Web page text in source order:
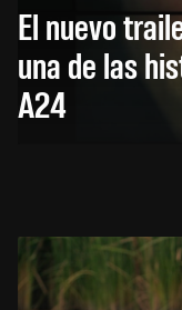
El nuevo
una de las
A24